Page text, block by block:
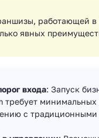
работающей в
явных
входа: Запуск
требует
с